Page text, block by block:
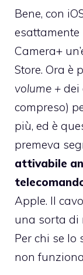
Bene, con
esattamente
Camera+
Store. Ora è
volume + dei
compreso)
più, ed è
premeva
attivabile
Apple. Il
una sorta di
Per chi se lo
non